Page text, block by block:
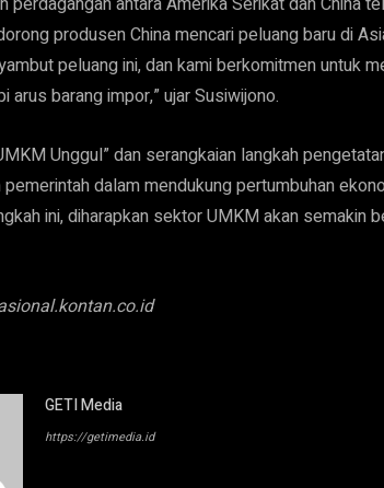
produsen China mencari peluang baru di
peluang ini, dan kami berkomitmen untuk
arus barang impor,” ujar Susiwijono.
Unggul” dan serangkaian langkah
dalam mendukung pertumbuhan
ini, diharapkan sektor UMKM akan semakin
GETI Media
https://getimedia.id